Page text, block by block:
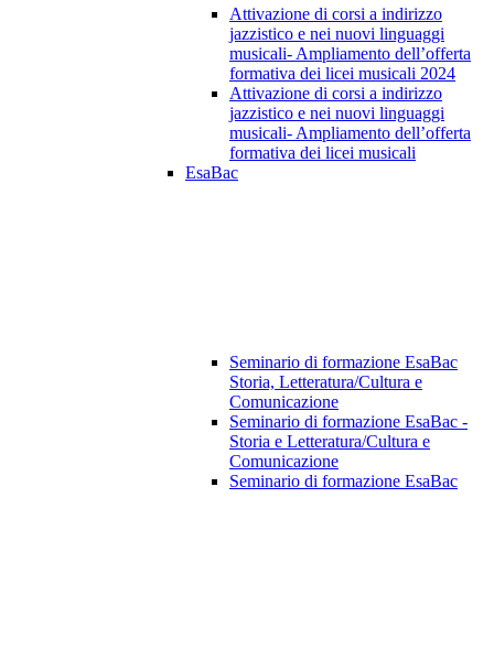
Attivazione di corsi a indirizzo
jazzistico e nei nuovi linguaggi
musicali- Ampliamento dell’offerta
formativa dei licei musicali 2024
Attivazione di corsi a indirizzo
jazzistico e nei nuovi linguaggi
musicali- Ampliamento dell’offerta
formativa dei licei musicali
EsaBac
Seminario di formazione EsaBac
Storia, Letteratura/Cultura e
Comunicazione
Seminario di formazione EsaBac -
Storia e Letteratura/Cultura e
Comunicazione
Seminario di formazione EsaBac